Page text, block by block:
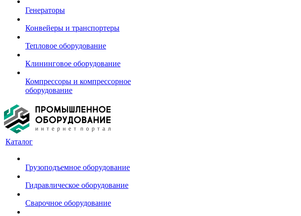
Генераторы
Конвейеры и транспортеры
Тепловое оборудование
Клининговое оборудование
Компрессоры и компрессорное
оборудование
Каталог
Грузоподъемное оборудование
Гидравлическое оборудование
Сварочное оборудование